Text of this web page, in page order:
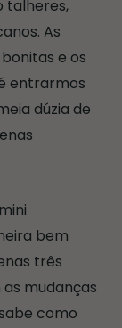
talheres,
As
e os
entrarmos
dúzia de
bem
três
mudanças
como